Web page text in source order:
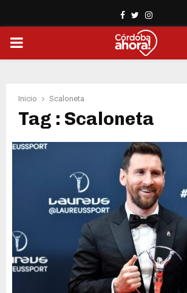
Facebook
TwitterInstagram
PRIMARY
Inicio Scaloneta
Tag : Scaloneta